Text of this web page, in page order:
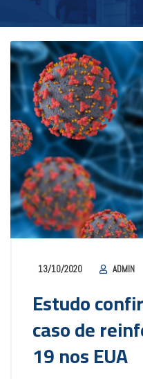
13/10/2020 ADMIN
Estudo
caso de
19 nos EUA